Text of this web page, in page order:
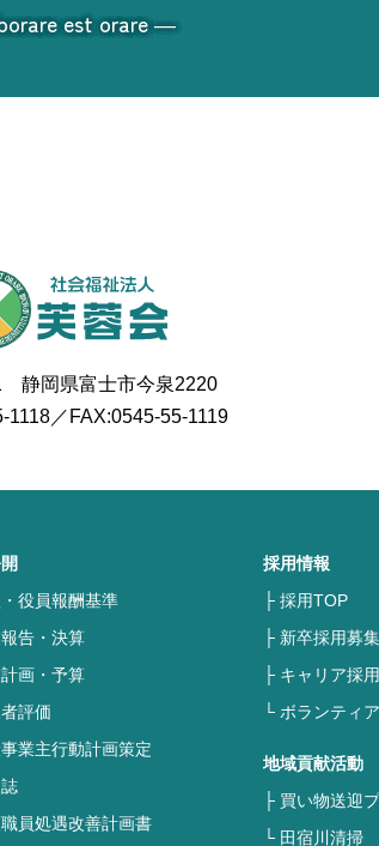
est orare ―
静岡県富士市今泉2220
1118／FAX:0545-55-1119
役員報酬基準
告・決算
画・予算
評価
業主行動計画策定
員処遇改善計画書
採用情報
採用TOP
新卒採用募
キャリア採
ボランティ
地域貢献活動
買い物送迎
田宿川清掃